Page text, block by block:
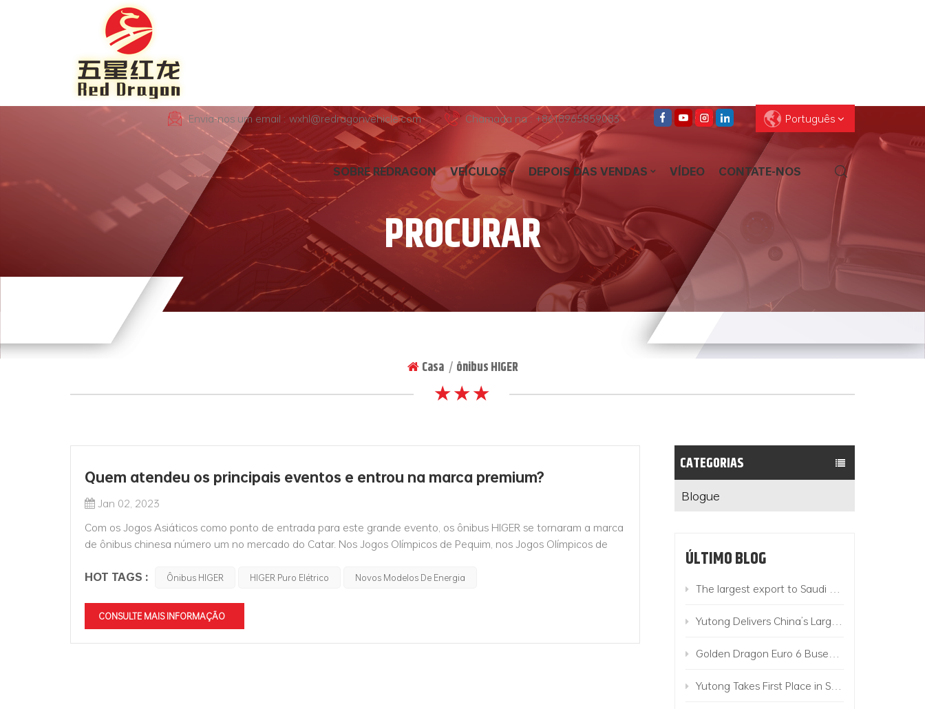
Envia-nos um email : wxhl@redragonvehicle.com Chamada na : +8618965859083 Português
English
Français
Deutsch
Pусский
Español
العربية
SOBRE REDRAGON VEÍCULOS DEPOIS DAS VENDAS VÍDEO CONTATE-NOS
PROCURAR
Casa | ônibus HIGER
★ ★ ★
CATEGORIAS
Blogue
ÚLTIMO BLOG
The largest export to Saudi Arabia this year! 780 Suzhou King Long buses add color to the "Belt and Road"
Yutong Delivers China’s Largest Commercial Vehicle Order Along Belt and Road to Uzbekistan
Golden Dragon Euro 6 Buses Operate in Israel
Yutong Takes First Place in Sales of Electric Buses in Europe!
Quem atendeu os principais eventos e entrou na marca premium?
Jan 02, 2023
Com os Jogos Asiáticos como ponto de entrada para este grande evento, os ônibus HIGER se tornaram a marca
de ônibus chinesa número um no mercado do Catar. Nos Jogos Olímpicos de Pequim, nos Jogos Olímpicos de
HOT TAGS :
Ônibus HIGER HIGER Puro Elétrico Novos Modelos De Energia
CONSULTE MAIS INFORMAÇÃO